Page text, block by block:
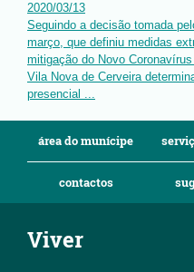
2020/03/13
Seguindo a decisão tomada
março, que definiu medidas
mitigação do Novo
Vila Nova de Cerveira
presencial ...
área do munícipe
contactos
Viver